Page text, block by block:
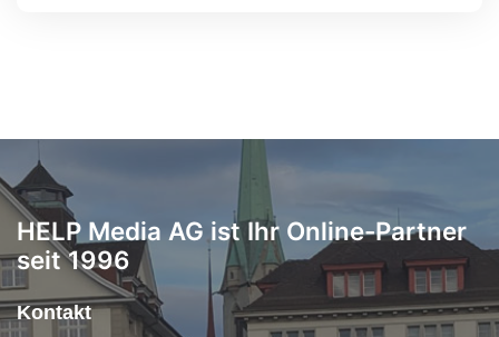
HELP Media AG ist Ihr Online-Partner
seit 1996
Kontakt